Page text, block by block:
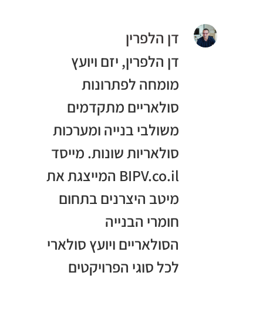
דן הלפרין
דן הלפרין, יזם ויועץ
מומחה לפתרונות
סולאריים מתקדמים
משולבי בנייה ומערכות
סולאריות שונות. מייסד
BIPV.co.il המייצגת את
מיטב היצרנים בתחום
חומרי הבנייה
הסולאריים ויועץ סולארי
לכל סוגי הפרויקטים